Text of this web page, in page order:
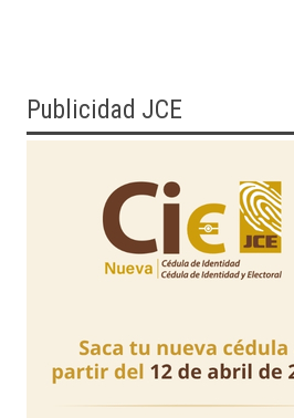
Publicidad JCE